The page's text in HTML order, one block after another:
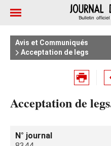
Avis et Communiqués
Acceptation de legs
Acceptation de
N° journal